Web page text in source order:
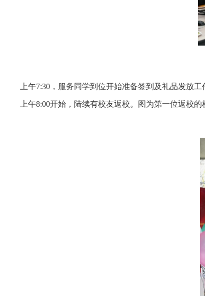
上午7:30 ，服务同学到位开始准备签到及礼品发放工
上午8:00开始，陆续有校友返校。图为第一位返校的